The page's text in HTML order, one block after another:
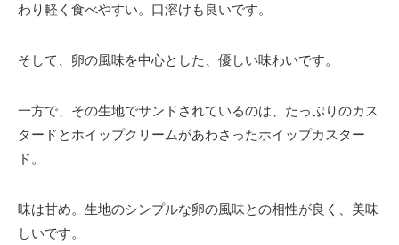
わり軽く食べやすい。口溶けも良いです。
そして、卵の風味を中心とした、優しい味わいです。
一方で、その生地でサンドされているのは、たっぷりのカス
タードとホイップクリームがあわさったホイップカスター
ド。
味は甘め。生地のシンプルな卵の風味との相性が良く、美味
しいです。